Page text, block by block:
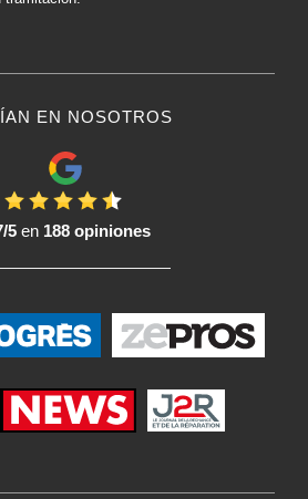
requiere una preparación meticulosa y
a seguir:
que va a pintar está limpia, seca y libre de
que no se vayan a pintar utilizando cinta de
EN NOSOTROS
5en 188 opiniones